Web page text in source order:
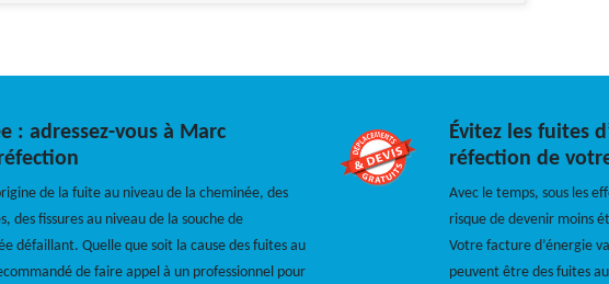
: adressez-vous à Marc
de la fuite au niveau de la cheminée, des
des fissures au niveau de la souche de
défaillant. Quelle que soit la cause des fuites au
de faire appel à un professionnel pour
Évitez les fuites
réfection de
Avec le temps, sous les
risque de devenir moins
Votre facture d’énergie
peuvent être des fuites